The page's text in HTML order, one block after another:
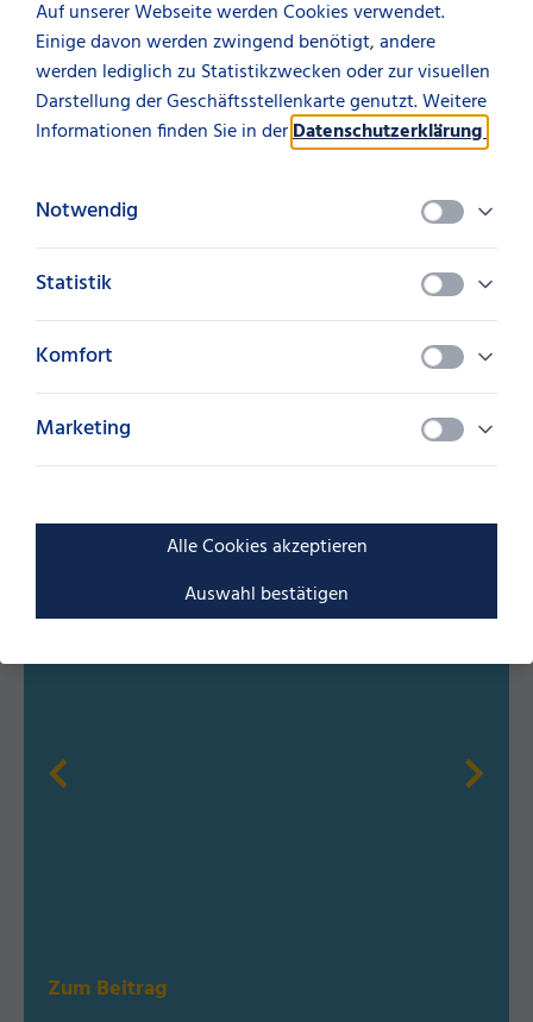
Auf unserer Webseite werden Cookies verwendet.
Einige davon werden zwingend benötigt, andere
werden lediglich zu Statistikzwecken oder zur visuellen
Darstellung der Geschäftsstellenkarte genutzt. Weitere
Informationen finden Sie in derDatenschutzerklärung
Notwendig
Statistik
Komfort
Marketing
Alle Cookies akzeptieren
Auswahl bestätigen
Karriereförderung
Unterstützung bei der Vereinbarung von privaten und
beruflichen Alltag
Mehr über uns Aktuelles von der SüdLeasing
Diesen Artikel teilen
Neues von der SüdLeasing
Das könnte Sie auch interessieren
Arbeitgeber der Zukunft
Zum Beitrag